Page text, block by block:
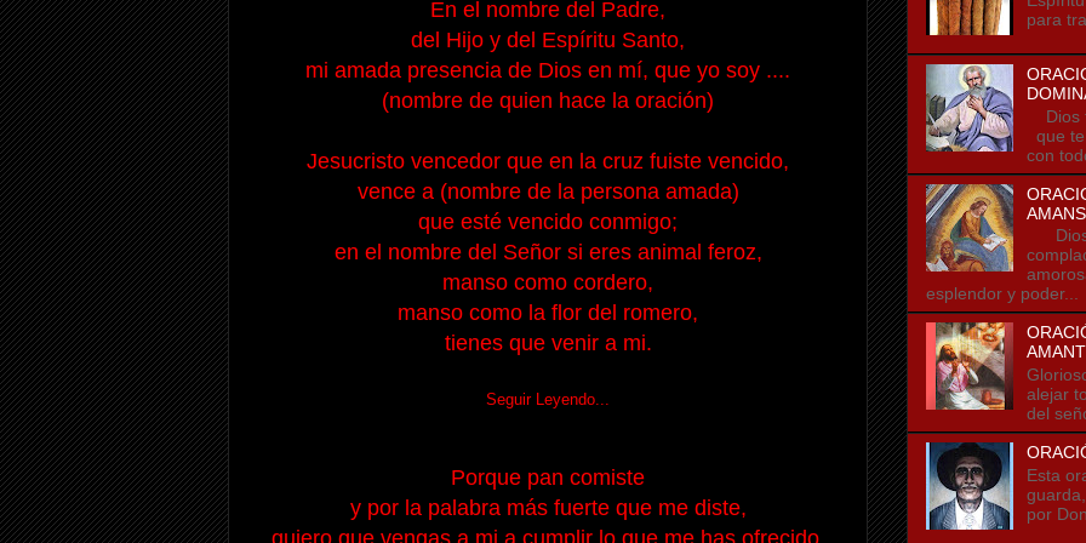
En el nombre del Padre,
del Hijo y del Espíritu Santo,
mi amada presencia de Dios en mí, que yo soy ....
(nombre de quien hace la oración)
Jesucristo vencedor que en la cruz fuiste vencido,
vence a (nombre de la persona amada)
que esté vencido conmigo;
en el nombre del Señor si eres animal feroz,
manso como cordero,
manso como la flor del romero,
tienes que venir a mi.
Seguir Leyendo...
Porque pan comiste
y por la palabra más fuerte que me diste,
quiero que vengas a mi a cumplir lo que me has ofrecido.
para
Dios
que
con
Dios
esplendor y poder...
alejar
del
Esta
por